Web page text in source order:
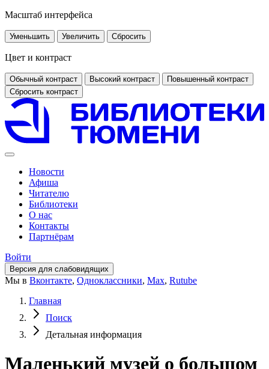
Масштаб интерфейса
Уменьшить Увеличить Сбросить
Цвет и контраст
Обычный контраст Высокий контраст
Повышенный контраст
Сбросить контраст
Новости
Афиша
Читателю
Библиотеки
О нас
Контакты
Партнёрам
Войти
Версия для слабовидящих
Мы в Вконтакте, Одноклассники, Max, Rutube
Главная
Поиск
Детальная информация
Маленький музей о большом